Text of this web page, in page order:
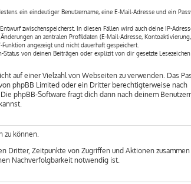
ein eindeutiger Benutzername, eine E-Mail-Adresse und ein
zwischenspeicherst. In diesen Fällen wird auch deine IP-
an zentralen Profildaten (E-Mail-Adresse, Kontoaktivierung,
angezeigt und nicht dauerhaft gespeichert.
von deinen Beiträgen oder explizit von dir gesetzte
auf einer Vielzahl von Webseiten zu verwenden. Das
phpBB Limited oder ein Dritter berechtigterweise nach
phpBB-Software fragt dich dann nach deinem
zu können.
Dritter, Zeitpunkte von Zugriffen und Aktionen
Nachverfolgbarkeit notwendig ist.